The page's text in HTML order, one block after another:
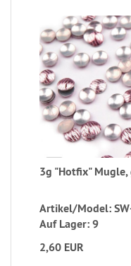
3g "Hotfix"
Artikel/Model:
Auf Lager: 9
2,60 EUR